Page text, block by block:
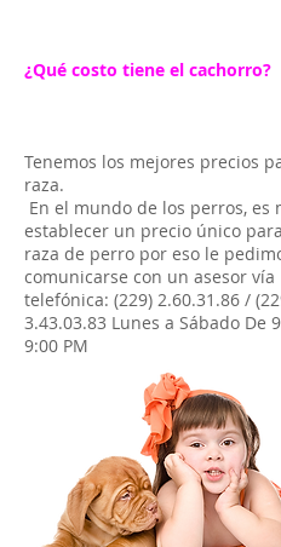
¿Qué costo tiene el cachorro?
Tenemos los mejores precios
raza.
En el mundo de los perros, es
establecer un precio único
raza de perro por eso le
comunicarse con un asesor vía
telefónica: (229) 2.60.31.86 /
3.43.03.83 Lunes a Sábado De
9:00 PM